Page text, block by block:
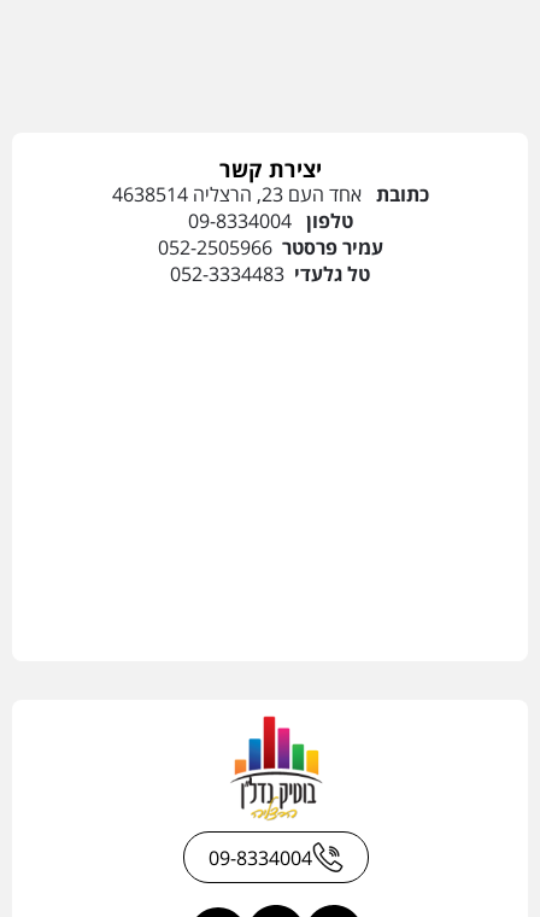
יצירת קשר
כתובת אחד העם 23, הרצליה 4638514
טלפון09-8334004
עמיר פרסטר052-2505966
טל גלעדי 052-3334483
09-8334004